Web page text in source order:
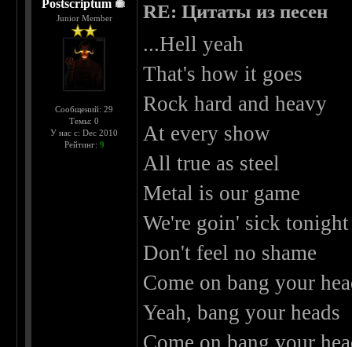
Postscriptum
Junior Member
Сообщений: 29
Темы: 0
У нас с: Dec 2010
Рейтинг: 9
RE: Цитаты из песен
...Hell yeah
That's how it goes
Rock hard and heavy
At every show
All true as steel
Metal is our game
We're goin' sick tonight
Don't feel no shame
Come on bang your
Yeah, bang your heads